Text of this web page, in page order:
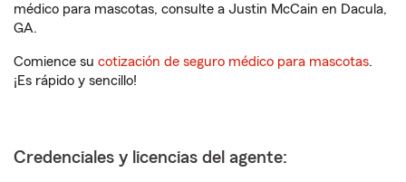
médico para mascotas, consulte a Justin McCain en Dacula,
GA.
Comience su cotización de seguro médico para mascotas.
¡Es rápido y sencillo!
Credenciales y licencias del agente: